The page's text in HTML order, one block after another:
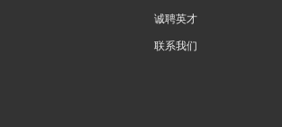
诚聘英才
联系我们